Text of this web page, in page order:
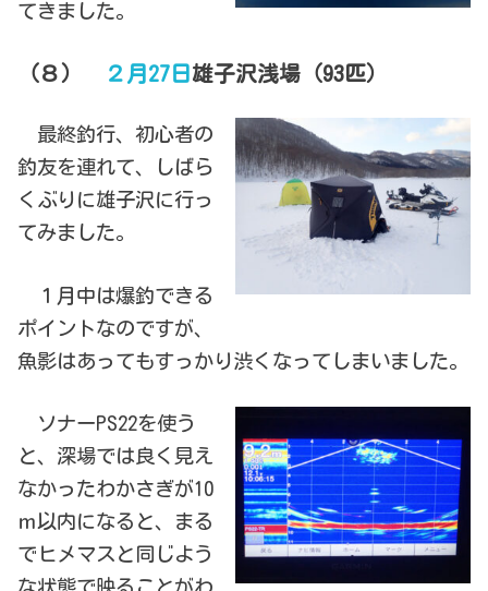
てきました。
（８） ２月27日 雄子沢浅場（93匹）
最終釣行、初心者の
釣友を連れて、しばら
くぶりに雄子沢に行っ
てみました。
１月中は爆釣できる
ポイントなのですが、
魚影はあってもすっかり渋くなってしまいました。
ソナーPS22を使う
と、深場では良く見え
なかったわかさぎが10
ｍ以内になると、まる
でヒメマスと同じよう